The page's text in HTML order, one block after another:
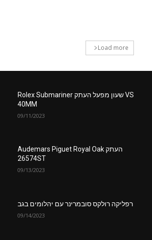
Load more
VS שעון מפעל העתק Rolex Submariner
40MM
09/11/2023
העתק Audemars Piguet Royal Oak
26574ST
09/13/2023
רפליקה רולקס סובמרינר עם יהלומים בגב
09/14/2023